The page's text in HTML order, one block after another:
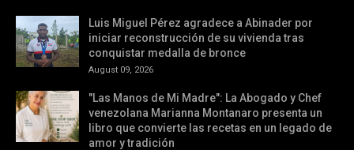
Luis Miguel Pérez agradece a Abinader por
iniciar reconstrucción de su vivienda tras
conquistar medalla de bronce
August 09, 2026
"Las Manos de Mi Madre": La Abogado y Chef
venezolana Marianna Montanaro presenta un
libro que convierte las recetas en un legado de
amor y tradición